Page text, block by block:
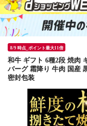
8/9 時点_ポイント最大11倍
和牛 ギフト 6種2段 焼肉
バーグ 霜降り 牛肉 国産
密封包装